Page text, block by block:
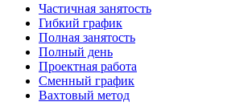
Частичная занятость
Гибкий график
Полная занятость
Полный день
Проектная работа
Сменный график
Вахтовый метод